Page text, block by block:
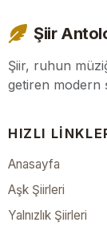
Şiir
Şiir, ruhun
getiren modern
HIZLI
Anasayfa
Aşk Şiirleri
Yalnızlık Şiirleri